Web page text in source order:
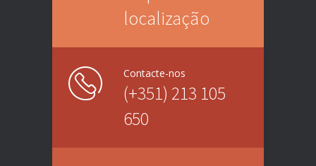
localização
Contacte-nos
(+351) 213 105
650